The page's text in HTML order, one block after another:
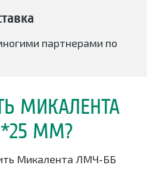
партнерами по
МИКАЛЕНТА
ММ?
Микалента ЛМЧ-ББ